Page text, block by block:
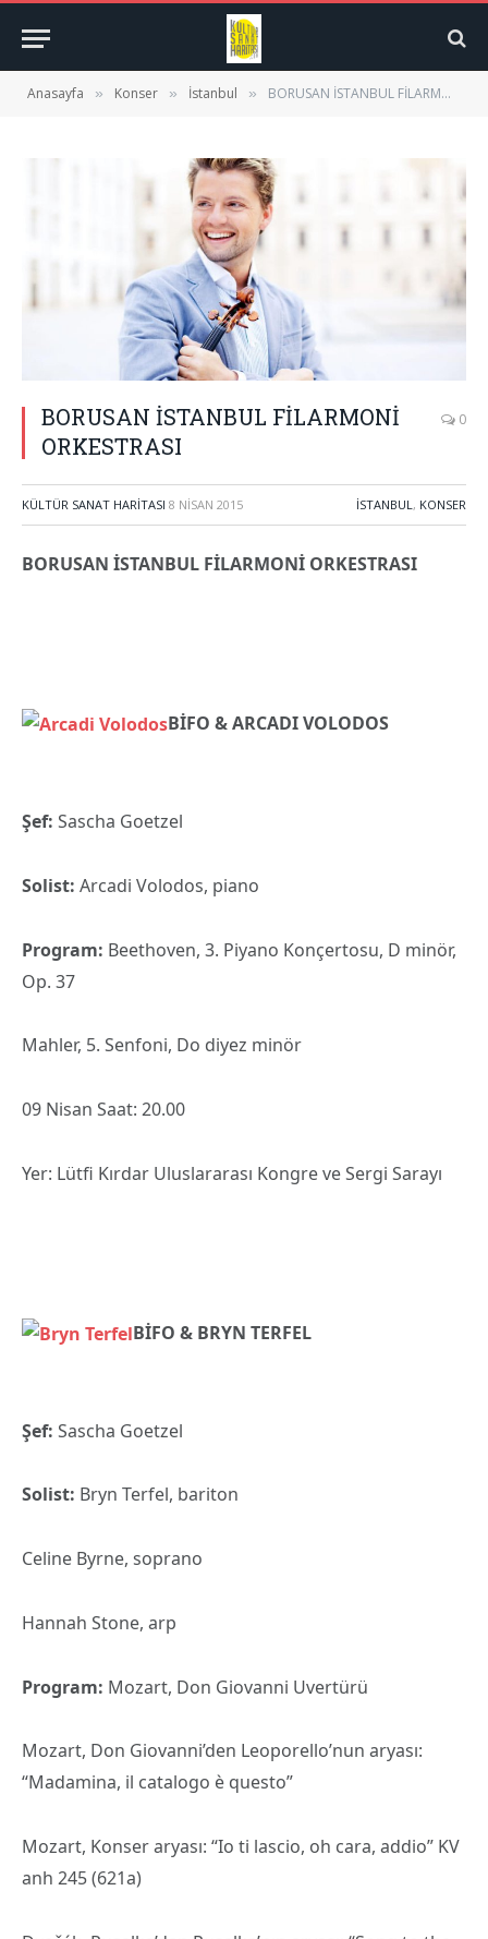
Anasayfa » Konser » İstanbul » BORUSAN İSTANBUL FİLARMONİ ORKESTRASI
BORUSAN İSTANBUL FİLARMONİ
ORKESTRASI
0
KÜLTÜR SANAT HARITASI 8 NISAN 2015 İSTANBUL, KONSER
BORUSAN İSTANBUL FİLARMONİ ORKESTRASI
BİFO & ARCADI VOLODOS
Şef: Sascha Goetzel
Solist: Arcadi Volodos, piano
Program: Beethoven, 3. Piyano Konçertosu, D minör,
Op. 37
Mahler, 5. Senfoni, Do diyez minör
09 Nisan Saat: 20.00
Yer: Lütfi Kırdar Uluslararası Kongre ve Sergi Sarayı
BİFO & BRYN TERFEL
Şef: Sascha Goetzel
Solist: Bryn Terfel, bariton
Celine Byrne, soprano
Hannah Stone, arp
Program: Mozart, Don Giovanni Uvertürü
Mozart, Don Giovanni’den Leoporello’nun aryası:
“Madamina, il catalogo è questo”
Mozart, Konser aryası: “Io ti lascio, oh cara, addio” KV
anh 245 (621a)